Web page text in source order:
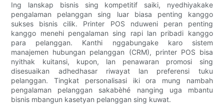
Ing lanskap bisnis sing kompetitif saiki, nyedhiyakake
pengalaman pelanggan sing luar biasa penting kanggo
sukses bisnis cilik. Printer POS nduweni peran penting
kanggo menehi pengalaman sing rapi lan pribadi kanggo
para pelanggan. Kanthi nggabungake karo sistem
manajemen hubungan pelanggan (CRM), printer POS bisa
nyithak kuitansi, kupon, lan penawaran promosi sing
disesuaikan adhedhasar riwayat lan preferensi tuku
pelanggan. Tingkat personalisasi iki ora mung nambah
pengalaman pelanggan sakabèhé nanging uga mbantu
bisnis mbangun kasetyan pelanggan sing kuwat.